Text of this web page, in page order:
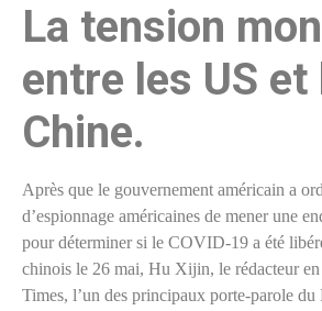
La tension
entre les US et
Chine.
Après que le gouvernement américain a
d’espionnage américaines de mener une
pour déterminer si le COVID-19 a été
chinois le 26 mai, Hu Xijin, le rédacteur
Times, l’un des principaux porte-parole du